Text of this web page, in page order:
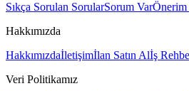
Sıkça Sorulan SorularSorum VarÖnerim
Hakkımızda
Hakkımızdaİletişimİlan Satın Alİş
Veri Politikamız